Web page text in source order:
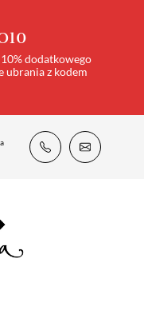
dodatkowego
ubrania z kodem